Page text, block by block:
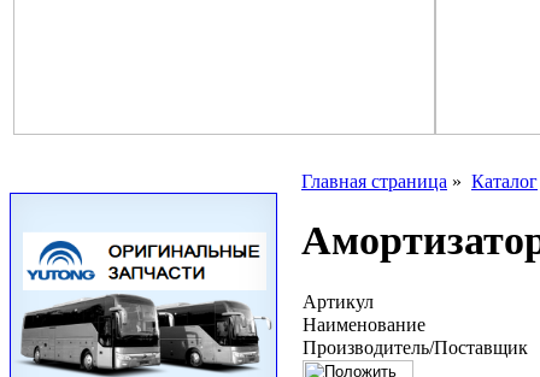
Главная страница » Каталог
Артикул
Наименование
Производитель/Поставщик